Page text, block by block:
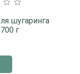
шугаринга
г